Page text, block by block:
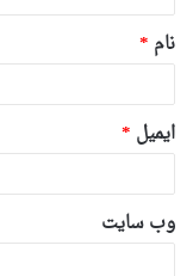
*
نام *
ایمیل *
وب‌ سایت